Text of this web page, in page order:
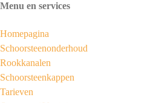
Menu en services
Homepagina
Schoorsteenonderhoud
Rookkanalen
Schoorsteenkappen
Tarieven